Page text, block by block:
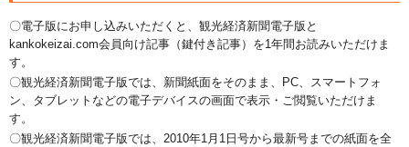
〇電子版にお申し込みいただくと、観光経済新聞電子版と
kankokeizai.com会員向け記事（鍵付き記事）を1年間お読みいただけま
す。
〇観光経済新聞電子版では、新聞紙面をそのまま、PC、スマートフォ
ン、タブレットなどの電子デバイスの画面で表示・ご閲覧いただけま
す。
〇観光経済新聞電子版では、2010年1月1日号から最新号までの紙面を全